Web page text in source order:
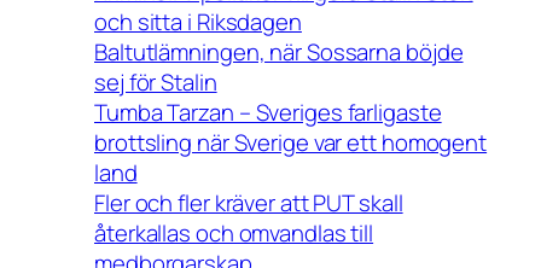
och sitta i Riksdagen
Baltutlämningen, när Sossarna böjde
sej för Stalin
Tumba Tarzan – Sveriges farligaste
brottsling när Sverige var ett homogent
land
Fler och fler kräver att PUT skall
återkallas och omvandlas till